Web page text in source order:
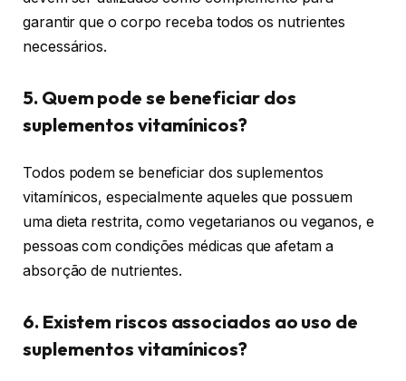
garantir que o corpo receba todos os nutrientes
necessários.
5. Quem pode se beneficiar dos
suplementos vitamínicos?
Todos podem se beneficiar dos suplementos
vitamínicos, especialmente aqueles que possuem
uma dieta restrita, como vegetarianos ou veganos, e
pessoas com condições médicas que afetam a
absorção de nutrientes.
6. Existem riscos associados ao uso de
suplementos vitamínicos?